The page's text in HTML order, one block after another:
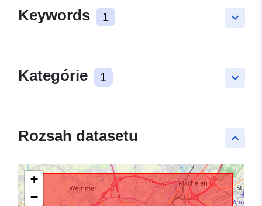
keyboard_arrow_down
Keywords 1
keyboard_arrow_down
Kategórie 1
keyboard_arrow_up
Rozsah datasetu
+
−